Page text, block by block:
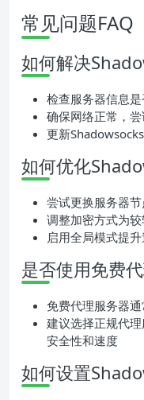
常见问题FAQ
如何解决
检查服务器信息
确保网络正常，
更新
如何优化
尝试更换服务器节
调整加密方式为
启用全局模式提
是否使用免费
免费代理服务器
建议选择正规代
安全性和速度
如何设置